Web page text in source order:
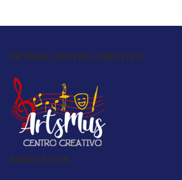
ARTMUS CENTRO CREATIVO
APARTADOS